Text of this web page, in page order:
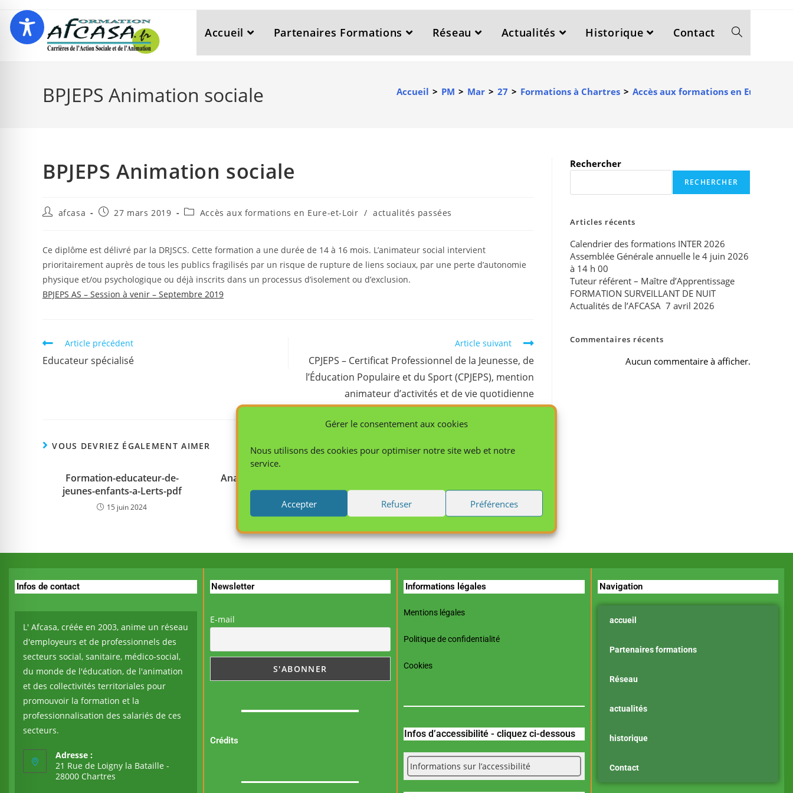
Gérer le consentement aux cookies
Nous utilisons des cookies pour optimiser notre site web et notre
service.
Accepter Refuser Préférences
Accueil Partenaires Formations Réseau Actualités Historique Contact
BPJEPS Animation sociale Accueil > PM > Mar > 27 > Formations à Chartres > Accès aux formations en Eure-et-
BPJEPS Animation sociale
afcasa 27 mars 2019 Accès aux formations en Eure-et-Loir / actualités passées
Ce diplôme est délivré par la DRJSCS. Cette formation a une durée de 14 à 16 mois. L’animateur social intervient
prioritairement auprès de tous les publics fragilisés par un risque de rupture de liens sociaux, par une perte d’autonomie
physique et/ou psychologique ou déjà inscrits dans un processus d’isolement ou d’exclusion.
BPJEPS AS – Session à venir – Septembre 2019
Article précédent
Educateur spécialisé
Article suivant
CPJEPS – Certificat Professionnel de la Jeunesse, de
l’Éducation Populaire et du Sport (CPJEPS), mention
animateur d’activités et de vie quotidienne
VOUS DEVRIEZ ÉGALEMENT AIMER
Formation-educateur-de-
jeunes-enfants-a-Lerts-pdf
15 juin 2024
Analyse de la pratique – Chefs
de service – sept 2022
5 juillet 2021
Rechercher
RECHERCHER
Articles récents
Calendrier des formations INTER 2026
Assemblée Générale annuelle le 4 juin 2026
à 14 h 00
Tuteur référent – Maître d’Apprentissage
FORMATION SURVEILLANT DE NUIT
Actualités de l’AFCASA 7 avril 2026
Commentaires récents
Aucun commentaire à afficher.
Infos de contact
L' Afcasa, créée en 2003, anime un réseau
d'employeurs et de professionnels des
secteurs social, sanitaire, médico-social,
du monde de l'éducation, de l'animation
et des collectivités territoriales pour
promouvoir la formation et la
professionnalisation des salariés de ces
secteurs.
Adresse :
21 Rue de Loigny la Bataille -
28000 Chartres
Newsletter
E-mail
Crédits
Informations légales
Mentions légales
Politique de confidentialité
Cookies
Infos d’accessibilité - cliquez ci-dessous
Informations sur l’accessibilité
Navigation
accueil
Partenaires formations
Réseau
actualités
historique
Contact